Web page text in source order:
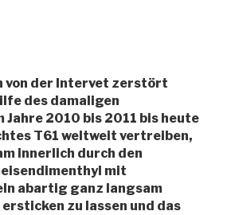
von der Intervet zerstört
des damaligen
Jahre 2010 bis 2011 bis heute
T61 weltweit vertreiben,
innerlich durch den
mit
abartig ganz langsam
zu lassen und das